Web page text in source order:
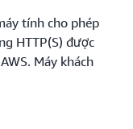
tính cho phép
HTTP(S) được
Máy khách